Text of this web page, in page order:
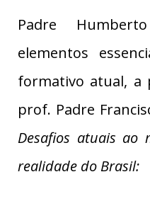
Padre
elementos
formativo atual, a
prof. Padre
Desafios atuais ao
realidade do Brasil: